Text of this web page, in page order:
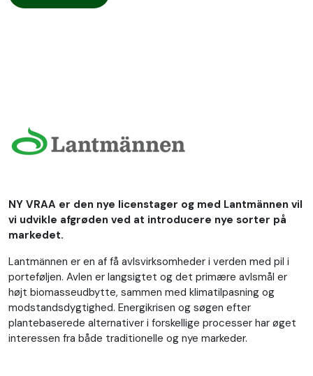
NY VRAA er den nye licenstager og med Lantmännen vil
vi udvikle afgrøden ved at introducere nye sorter på
markedet.
Lantmännen er en af få avlsvirksomheder i verden med pil i
porteføljen. Avlen er langsigtet og det primære avlsmål er
højt biomasseudbytte, sammen med klimatilpasning og
modstandsdygtighed. Energikrisen og søgen efter
plantebaserede alternativer i forskellige processer har øget
interessen fra både traditionelle og nye markeder.